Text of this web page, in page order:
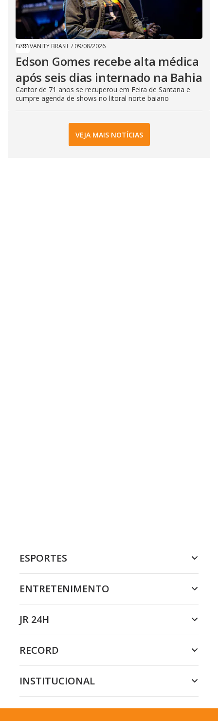
VANITY BRASIL/ 09/08/2026
Edson Gomes recebe alta médica
após seis dias internado na Bahia
Cantor de 71 anos se recuperou em Feira de Santana e
cumpre agenda de shows no litoral norte baiano
VEJA MAIS NOTÍCIAS
ESPORTES
ENTRETENIMENTO
JR 24H
RECORD
INSTITUCIONAL